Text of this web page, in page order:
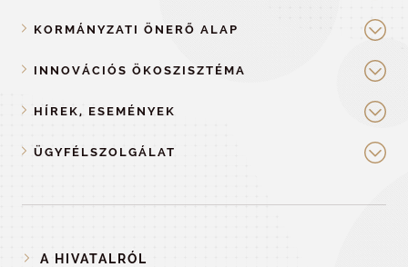
KORMÁNYZATI ÖNERŐ ALAP
INNOVÁCIÓS ÖKOSZISZTÉMA
HÍREK, ESEMÉNYEK
ÜGYFÉLSZOLGÁLAT
A HIVATALRÓL